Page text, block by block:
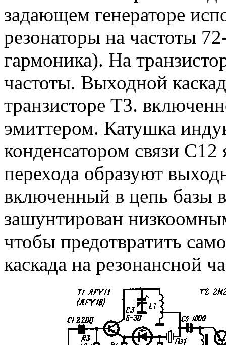
задающем генераторе
резонаторы на частоты
гармоника). На
частоты. Выходной
транзисторе Т3.
эмиттером. Катушка
конденсатором связи
перехода образуют
включенный в цепь базы
зашунтирован
чтобы предотвратить
каскада на резонансной